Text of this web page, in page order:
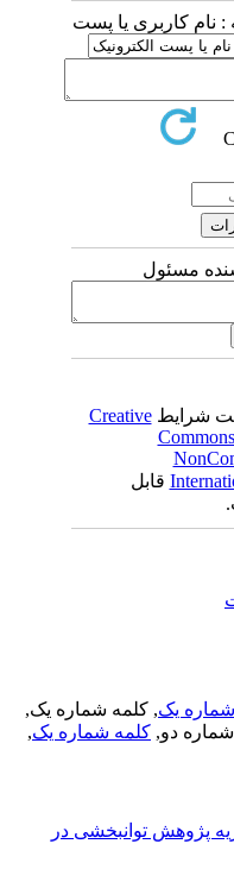
نام کاربری یا پست
مسئول
شرایطCreative
قابل
یک, کلمه شماره یک,
دو,کلمه شماره یک,
پژوهش توانبخشی در